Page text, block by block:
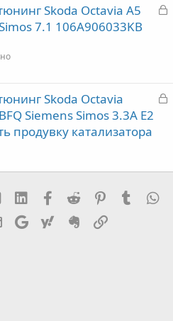
тЗ
а
Skoda Octavia A5
7.1 106A906033KB
З
т
Skoda Octavia
Siemens Simos 3.3A E2
продувку катализатора
mes_blogger
Linked InFacebook
Reddit PinterestTumblr
Эл. почта
Google Yahoo Evernote